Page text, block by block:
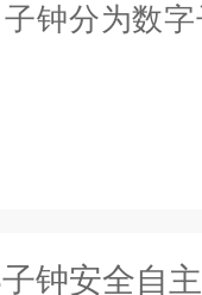
钟分为数
钟安全自